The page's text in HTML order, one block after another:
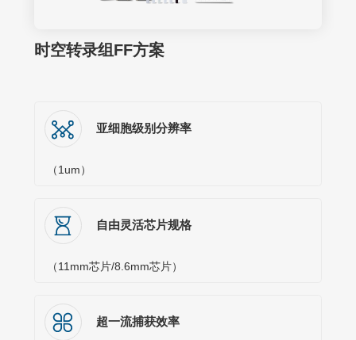
时空转录组FF方案
亚细胞级别分辨率
（1um）
自由灵活芯片规格
（11mm芯片/8.6mm芯片）
超一流捕获效率